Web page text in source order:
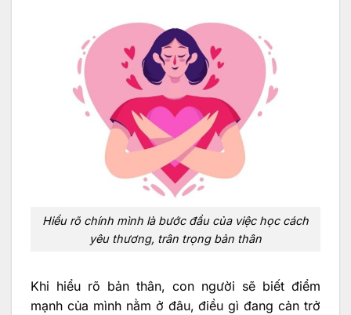
Hiểu rõ chính mình là bước đầu của việc học cách
yêu thương, trân trọng bản thân
Khi hiểu rõ bản thân, con người sẽ biết điểm
mạnh của mình nằm ở đâu, điều gì đang cản trở